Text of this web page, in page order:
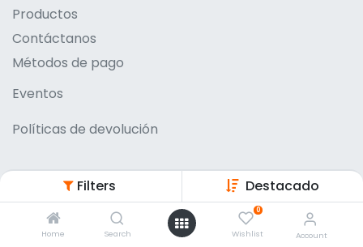
Filters Destacado
Home Search
0
Wishlist Account
Productos
Contáctanos
Métodos de pago
Eventos
Políticas de devolución
Entrega a domicilio